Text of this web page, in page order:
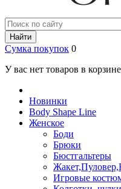
Найти
Сумка покупок 0
У вас нет товаров в
Новинки
Body Shape Line
Женское
Боди
Брюки
Бюстгальтеры
Игровые